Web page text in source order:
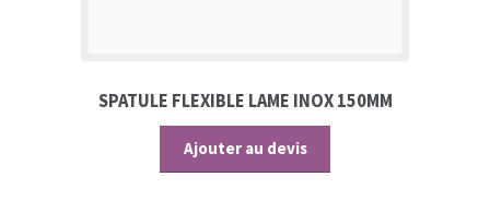
SPATULE FLEXIBLE LAME INOX 150MM
Ajouter au devis